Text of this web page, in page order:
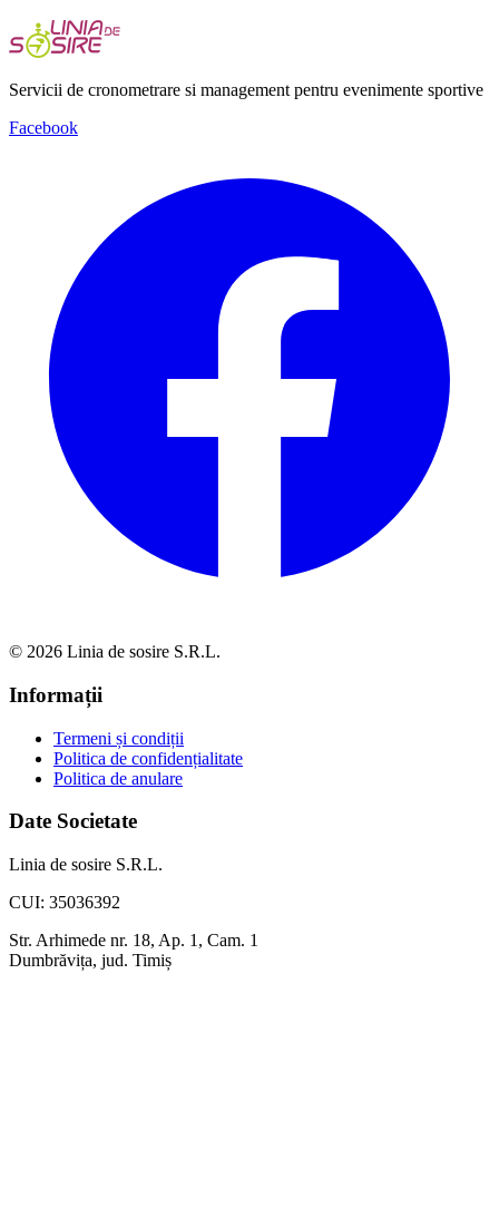
Servicii de cronometrare si management pentru evenimente sportive
Facebook
© 2026 Linia de sosire S.R.L.
Informații
Termeni și condiții
Politica de confidențialitate
Politica de anulare
Date Societate
Linia de sosire S.R.L.
CUI: 35036392
Str. Arhimede nr. 18, Ap. 1, Cam. 1
Dumbrăvița, jud. Timiș